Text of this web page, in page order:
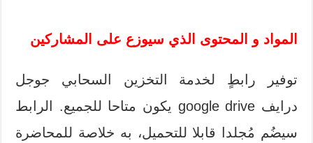
المواد و المحتوى الذي سيوزع على المشاركين
توفير رابطٍ لخدمة التخزين السحابي جوجل
درايف google drive يكون متاحا للجميع. الرابط
سيضُم مُجلدا قابلا للتحميل، به خلاصة للمحاضرة